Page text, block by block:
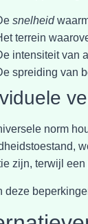
snelheid
terrein
intensiteit van
spreiding van
norm
zijn, terwijl
deze